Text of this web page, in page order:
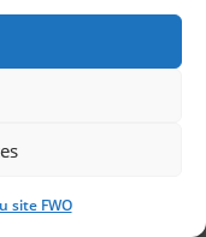
site FWO
avec